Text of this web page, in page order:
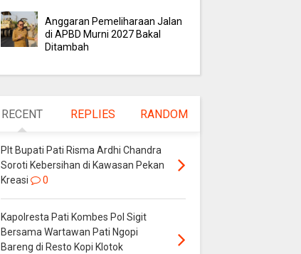
Anggaran Pemeliharaan Jalan
di APBD Murni 2027 Bakal
Ditambah
RECENT REPLIES RANDOM
Plt Bupati Pati Risma Ardhi Chandra
Soroti Kebersihan di Kawasan Pekan
Kreasi
0
Kapolresta Pati Kombes Pol Sigit
Bersama Wartawan Pati Ngopi
Bareng di Resto Kopi Klotok